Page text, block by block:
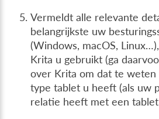
Vermeldt alle relevante
belangrijkste uw
(Windows, macOS,
Krita u gebruikt (ga
over Krita om dat te weten
type tablet u heeft (als uw
relatie heeft met een